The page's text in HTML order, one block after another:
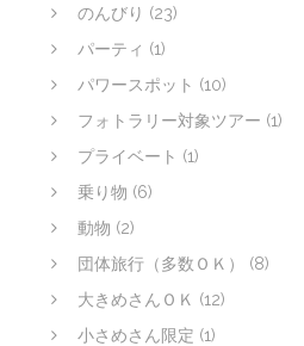
のんびり (23)
パーティ (1)
パワースポット (10)
フォトラリー対象ツアー (1)
プライベート (1)
乗り物 (6)
動物 (2)
団体旅行（多数ＯＫ）
(8)
大きめさんＯＫ (12)
小さめさん限定 (1)